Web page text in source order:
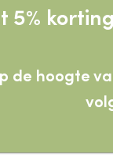
5%
de hoogte